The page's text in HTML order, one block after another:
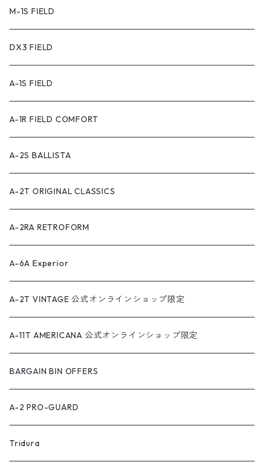
M-1S FIELD
DX3 FIELD
A-1S FIELD
A-1R FIELD COMFORT
A-2S BALLISTA
A-2T ORIGINAL CLASSICS
A-2RA RETROFORM
A-6A Experior
A-2T VINTAGE 公式オンラインショップ限定
A-11T AMERICANA 公式オンラインショップ限定
BARGAIN BIN OFFERS
A-2 PRO-GUARD
Tridura